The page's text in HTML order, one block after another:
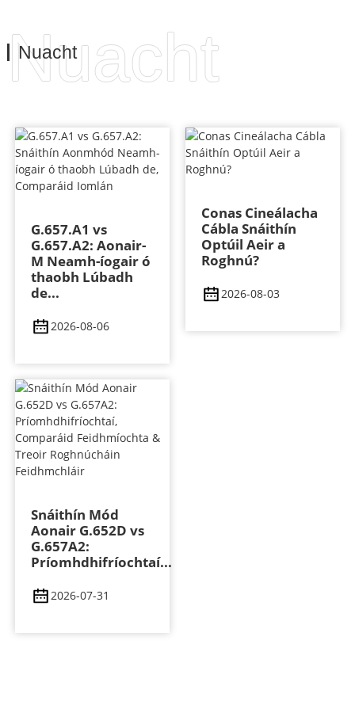
Nuacht
Nuacht
G.657.A1 vs
G.657.A2: Aonair-
M Neamh-íogair ó
thaobh Lúbadh
de...
2026-08-06
Conas Cineálacha
Cábla Snáithín
Optúil Aeir a
Roghnú?
2026-08-03
Snáithín Mód
Aonair G.652D vs
G.657A2:
Príomhdhifríochtaí...
2026-07-31